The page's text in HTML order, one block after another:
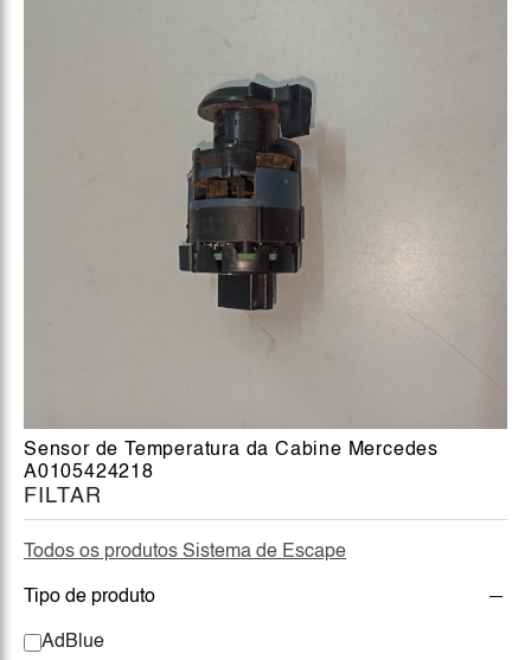
FILTAR
Todos os produtos Sistema de Escape
Tipo de produto
AdBlue
Sensor de Temperatura da Cabine Mercedes
A0105424218